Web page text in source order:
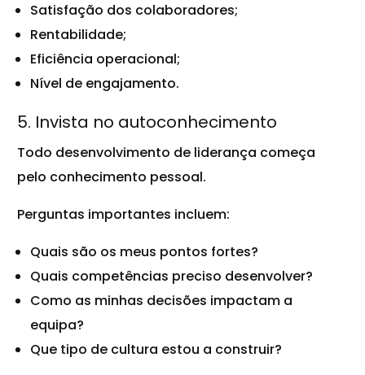
Satisfação dos colaboradores;
Rentabilidade;
Eficiência operacional;
Nível de engajamento.
5. Invista no autoconhecimento
Todo desenvolvimento de liderança começa
pelo conhecimento pessoal.
Perguntas importantes incluem:
Quais são os meus pontos fortes?
Quais competências preciso desenvolver?
Como as minhas decisões impactam a
equipa?
Que tipo de cultura estou a construir?